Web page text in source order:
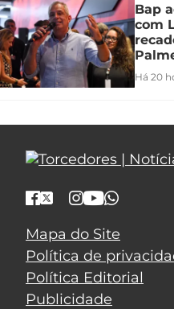
Bap
com
Há 20
Mapa do Site
Política de
Política Editorial
Publicidade